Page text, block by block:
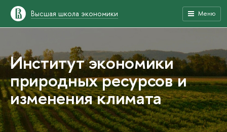
Высшая школа экономики Меню
Институт экономики
природных ресурсов и
изменения климата